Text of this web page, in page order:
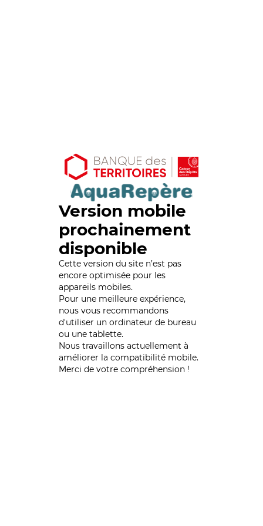
Version mobile
prochainement
disponible
Cette version du site n’est pas
encore optimisée pour les
appareils mobiles.
Pour une meilleure expérience,
nous vous recommandons
d'utiliser un ordinateur de bureau
ou une tablette.
Nous travaillons actuellement à
améliorer la compatibilité mobile.
Merci de votre compréhension !